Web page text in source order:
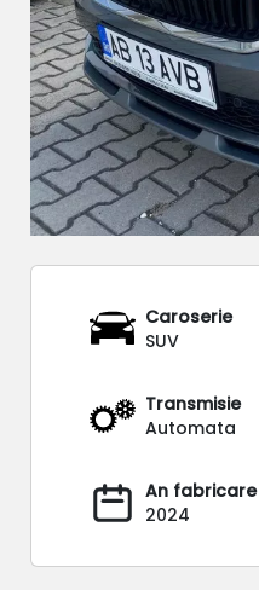
Caroserie
SUV
Transmisie
Automata
An fabricare
2024